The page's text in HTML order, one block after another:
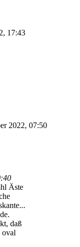
17:43
2022, 07:50
Äste
daß
oval